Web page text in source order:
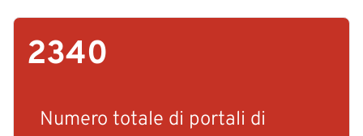
2340
Numero totale di portali di